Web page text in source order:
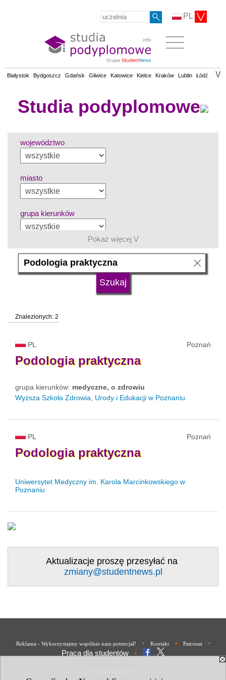
PL
Białystok Bydgoszcz Gdańsk Gliwice Katowice Kielce Kraków Lublin Łódź V
Studia podyplomowe
województwo
miasto
grupa kierunków
język
status uczelni
Pokaż więcej V
Znalezionych: 2
PL Poznań
Podologia praktyczna
grupa kierunków: medyczne, o zdrowiu
Wyższa Szkoła Zdrowia, Urody i Edukacji w Poznaniu
PL Poznań
Podologia praktyczna
Uniwersytet Medyczny im. Karola Marcinkowskiego w
Poznaniu
Aktualizacje proszę przesyłać na
zmiany@studentnews.pl
Reklama - Wykorzystajmy wspólnie nasz potencjał! • Kontakt • Patronat •
Praca dla studentów •